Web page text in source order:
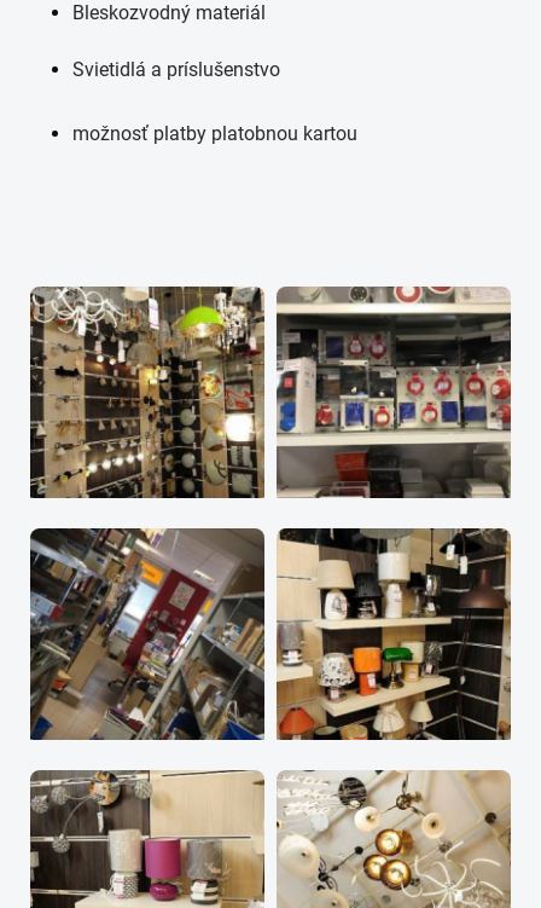
Bleskozvodný materiál
Svietidlá a príslušenstvo
možnosť platby platobnou kartou